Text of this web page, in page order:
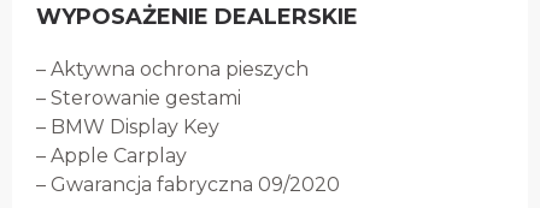
WYPOSAŻENIE DEALERSKIE
– Aktywna ochrona pieszych
– Sterowanie gestami
– BMW Display Key
– Apple Carplay
– Gwarancja fabryczna 09/2020